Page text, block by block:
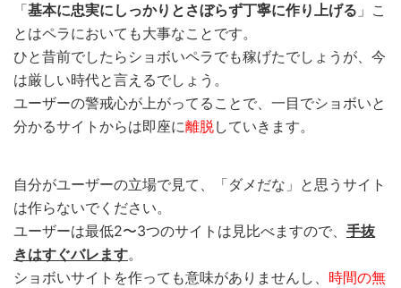
「基本に忠実にしっかりとさぼらず丁寧に作り上げる 」こ
とはペラにおいても大事なことです。
ひと昔前でしたらショボいペラでも稼げたでしょうが、今
は厳しい時代と言えるでしょう。
ユーザーの警戒心が上がってることで、一目でショボいと
分かるサイトからは即座に離脱していきます。
自分がユーザーの立場で見て、「ダメだな」と思うサイト
は作らないでください。
ユーザーは最低2〜3つのサイトは見比べますので、 手抜
きはすぐバレます。
ショボいサイトを作っても意味がありませんし、 時間の無